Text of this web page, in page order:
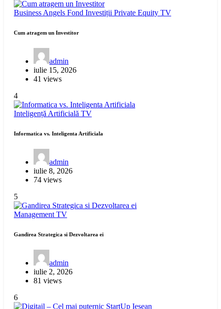
Business Angels Fond Investiții Private Equity TV
Cum atragem un Investitor
admin
iulie 15, 2026
41 views
4
Inteligență Artificială TV
Informatica vs. Inteligenta Artificiala
admin
iulie 8, 2026
74 views
5
Management TV
Gandirea Strategica si Dezvoltarea ei
admin
iulie 2, 2026
81 views
6